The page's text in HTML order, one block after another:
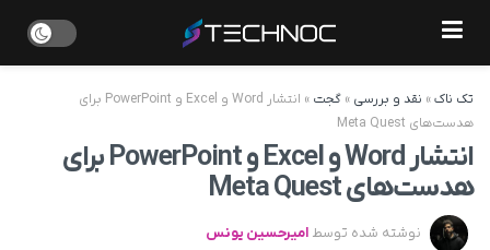
تک ناک» نقد و بررسی » گجت »
انتشار Word و Excel و PowerPoint برای
هدست‌های Meta Quest
انتشار Word و Excel و PowerPoint برای
هدست‌های Meta Quest
نوشته شده توسط امیرحسین یونس